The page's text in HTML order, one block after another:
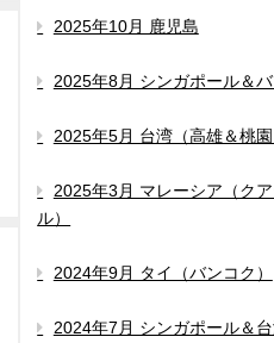
2025年10月 鹿児島
2025年8月 シンガポール＆
2025年5月 台湾（高雄＆桃園
2025年3月 マレーシア（ク
ル）
2024年9月 タイ（バンコク）
2024年7月 シンガポール＆台